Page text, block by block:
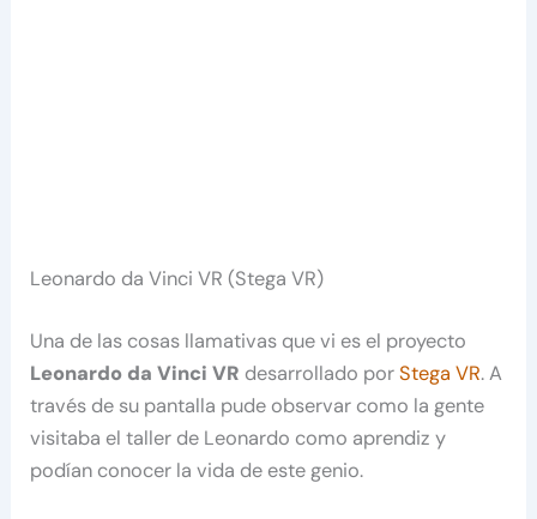
Leonardo da Vinci VR (Stega VR)
Una de las cosas llamativas que vi es el proyecto
Leonardo da Vinci VR desarrollado porStega VR. A
través de su pantalla pude observar como la gente
visitaba el taller de Leonardo como aprendiz y
podían conocer la vida de este genio.